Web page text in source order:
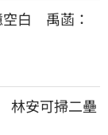
白　禹菡：
林安可掃二壘